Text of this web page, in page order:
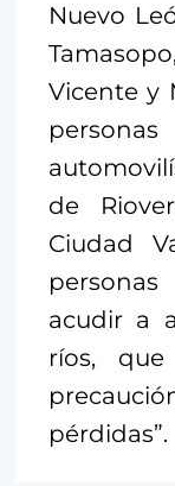
Nuevo
Vicente y
de
Ciudad
acudir a
ríos,
pérdidas”.